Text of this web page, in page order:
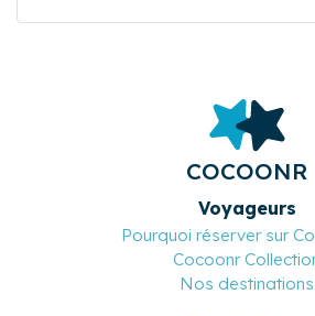
COCOONR
Voyageurs
Pourquoi réserver sur
Cocoonr
Nos destinations